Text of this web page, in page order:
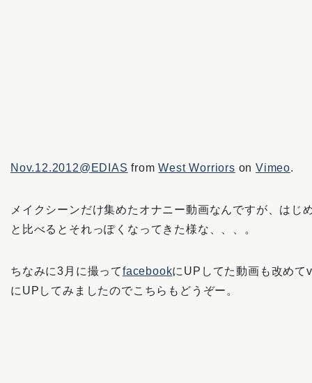
Nov.12.2012@EDIAS fromWest Worriors onVimeo.
メイクシーンだけ集めたオナニー動画なんですが、はじ
と比べるとそれっぽくなってきた様な、、、。
ちなみに3月に撮ってfacebookにUPしてた動画も改めて
にUPしてみましたのでこちらもどうぞー。